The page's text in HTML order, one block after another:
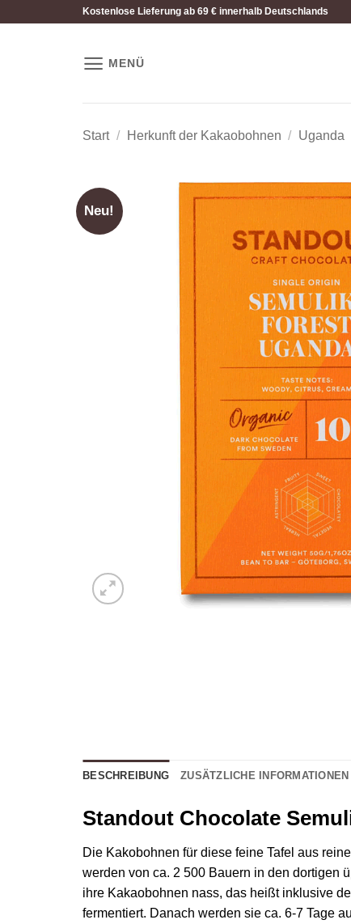
Kostenlose Lieferung ab 69 € innerhalb Deutschlands
MENÜ
Start / Herkunft der Kakaobohnen / Uganda
Neu!
BESCHREIBUNG ZUSÄTZLICHE INFORMATIONEN
Standout Chocolate
Die Kakobohnen für diese feine Tafel aus
werden von ca. 2 500 Bauern in den dortigen
ihre Kakaobohnen nass, das heißt inklusive
fermentiert. Danach werden sie ca. 6-7 Tage